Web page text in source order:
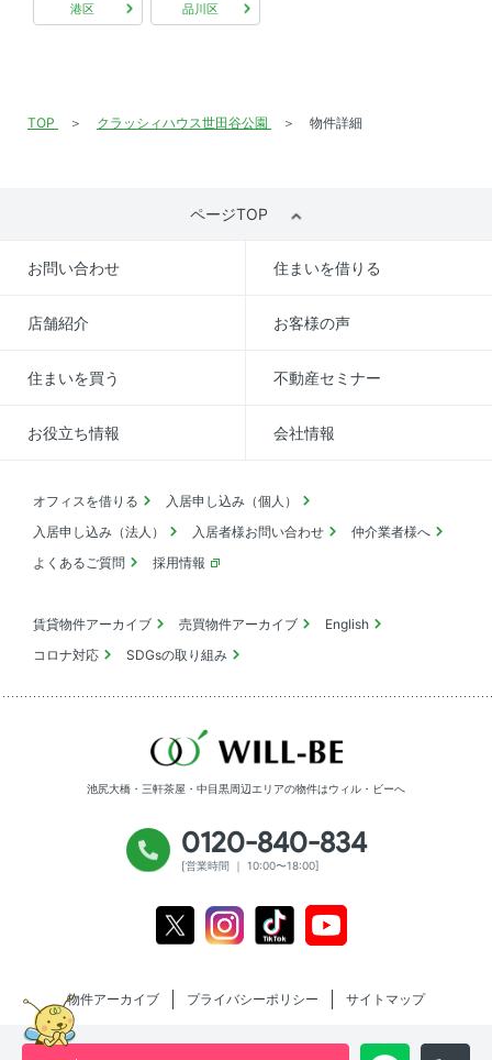
港区 品川区
TOP クラッシィハウス世田谷公園 物件詳細
ページTOP
お問い合わせ 住まいを借りる
店舗紹介 お客様の声
住まいを買う 不動産セミナー
お役立ち情報 会社情報
オフィスを借りる
入居申し込み（個人）
入居申し込み（法人）
入居者様お問い合わせ
仲介業者様へ
よくあるご質問
採用情報
賃貸物件アーカイブ 売買物件アーカイブ
English
コロナ対応
SDGsの取り組み
池尻大橋・三軒茶屋・中目黒周辺エリアの物件はウィル・ビーへ
0120-840-834
[営業時間 ｜ 10:00〜18:00]
Instagram Tiktok
物件アーカイブ プライバシーポリシー サイトマップ